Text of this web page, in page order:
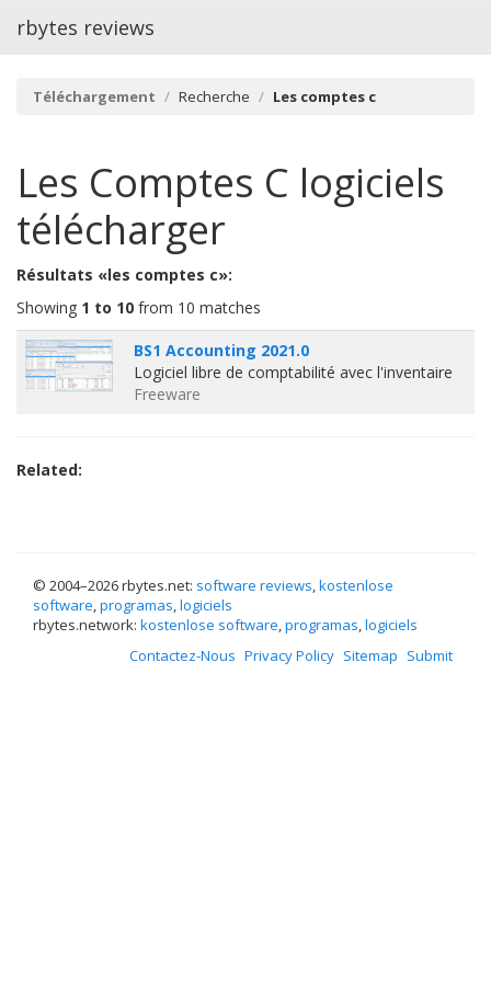
rbytes reviews
Téléchargement Recherche Les comptes c
Les Comptes C logiciels
télécharger
Résultats «les comptes c»:
Showing 1 to 10 from 10 matches
BS1 Accounting 2021.0
Logiciel libre de comptabilité avec l'inventaire
Freeware
Related:
© 2004–2026 rbytes.net: software reviews,kostenlose
software,programas,logiciels
rbytes.network: kostenlose software,programas,logiciels
Contactez-Nous Privacy Policy Sitemap Submit